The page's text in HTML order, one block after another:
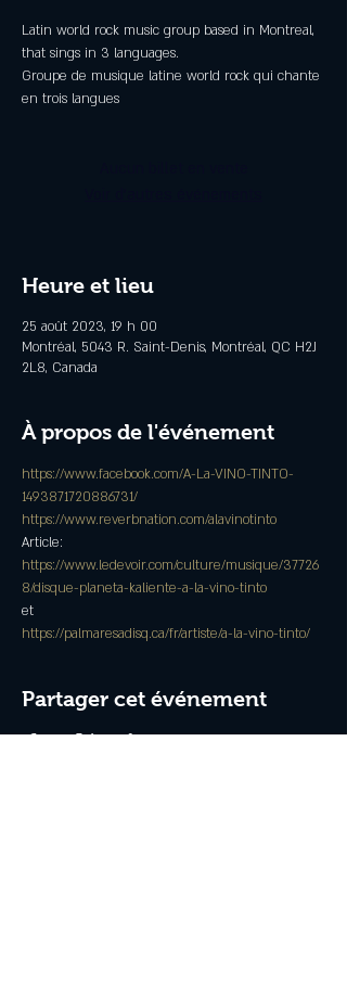
Latin world rock music group based in Montreal,
that sings in 3 languages.
Groupe de musique latine world rock qui chante
en trois langues
Heure et lieu
25 août 2023, 19 h 00
Montréal, 5043 R. Saint-Denis, Montréal, QC H2J
2L8, Canada
À propos de l'événement
https://www.facebook.com/A-La-VINO-TINTO-
1493871720886731/
https://www.reverbnation.com/alavinotinto
Article:
https://www.ledevoir.com/culture/musique/37726
8/disque-planeta-kaliente-a-la-vino-tinto
et
https://palmaresadisq.ca/fr/artiste/a-la-vino-tinto/
Partager cet événement